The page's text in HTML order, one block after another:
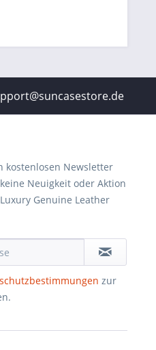
kostenlosen Newsletter
Neuigkeit oder Aktion
Genuine Leather
zur